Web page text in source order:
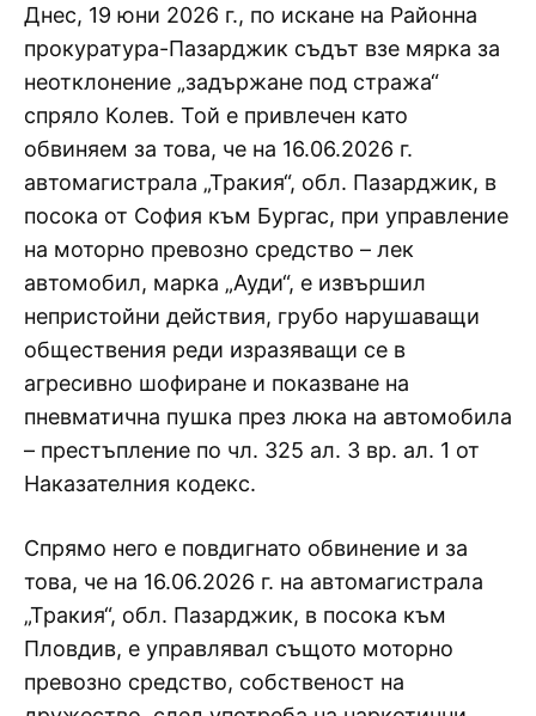
Днес, 19 юни 2026 г., по искане на Районна
прокуратура-Пазарджик съдът взе мярка за
неотклонение „задържане под стража“
спряло Колев. Той е привлечен като
обвиняем за това, че на 16.06.2026 г.
автомагистрала „Тракия“, обл. Пазарджик, в
посока от София към Бургас, при управление
на моторно превозно средство – лек
автомобил, марка „Ауди“, е извършил
непристойни действия, грубо нарушаващи
обществения реди изразяващи се в
агресивно шофиране и показване на
пневматична пушка през люка на автомобила
– престъпление по чл. 325 ал. 3 вр. ал. 1 от
Наказателния кодекс.
Спрямо него е повдигнато обвинение и за
това, че на 16.06.2026 г. на автомагистрала
„Тракия“, обл. Пазарджик, в посока към
Пловдив, е управлявал същото моторно
превозно средство, собственост на